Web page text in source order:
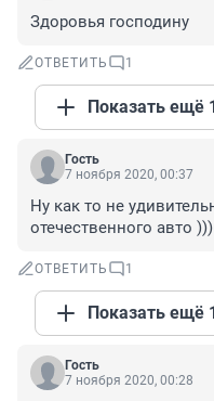
Здоровья господину
ОТВЕТИТЬ 1
Показать ещё
Гость
7 ноября 2020, 00:37
Ну как то не
отечественного авто )))
ОТВЕТИТЬ 1
Показать ещё
Гость
7 ноября 2020, 00:28